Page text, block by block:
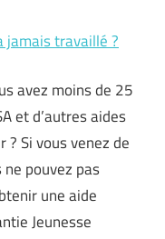
jamais travaillé ?
avez moins de 25
et d’autres aides
Si vous venez de
pouvez pas
une aide
Jeunesse